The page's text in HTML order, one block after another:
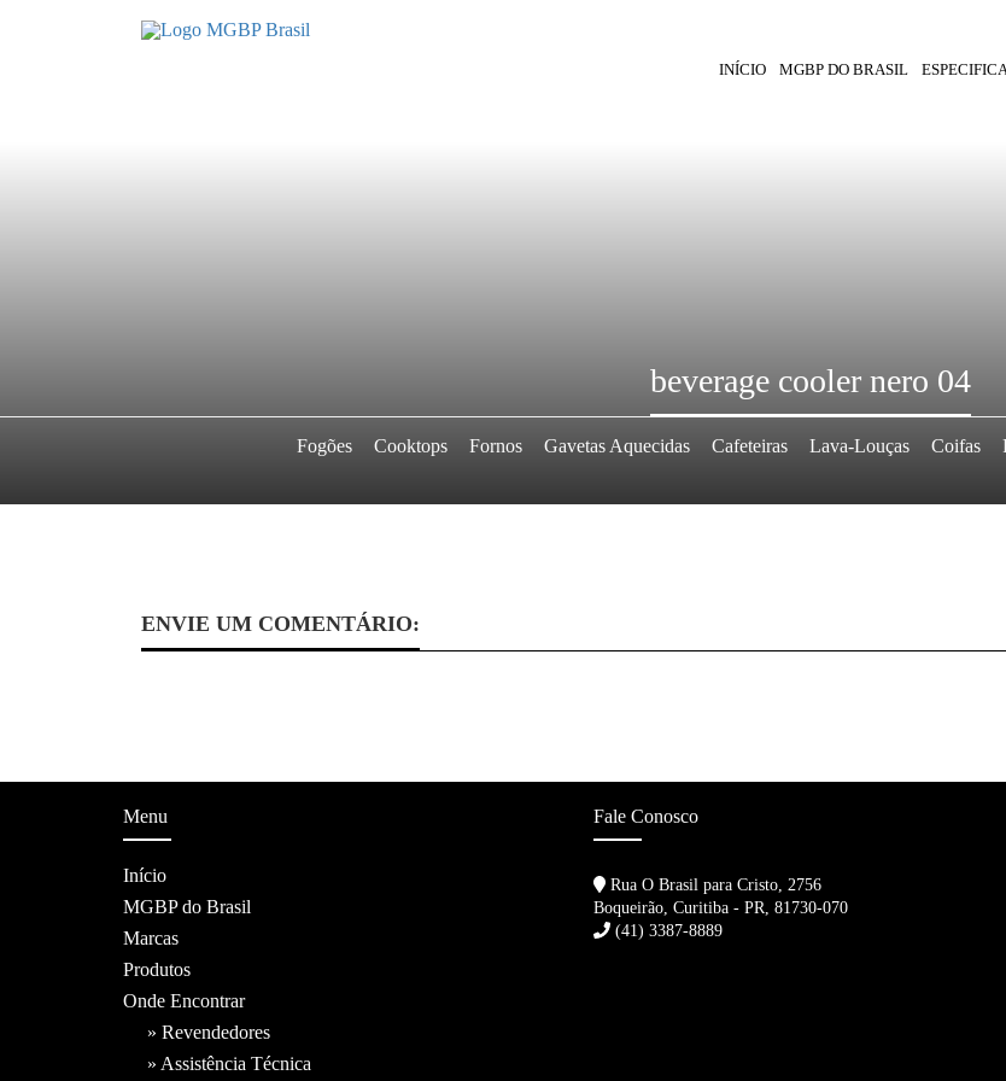
INÍCIO MGBP DO BRASIL
beverage cooler nero 04
Fogões Cooktops Fornos Gavetas Aquecidas Cafeteiras Lava-Louças Coifas
ENVIE UM COMENTÁRIO:
Menu
Início
MGBP do Brasil
Marcas
Produtos
Onde Encontrar
» Revendedores
» Assistência Técnica
Fale Conosco
Rua O Brasil para Cristo, 2756
Boqueirão, Curitiba - PR, 81730-070
(41) 3387-8889